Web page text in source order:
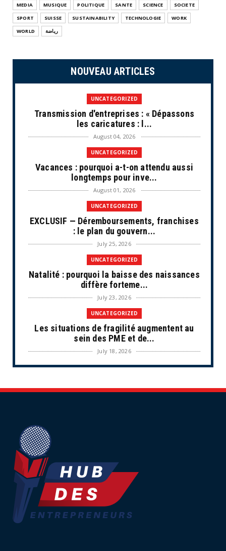
MEDIA
MUSIQUE POLITIQUE SANTE SCIENCE
SOCIETE
SPORT
SUISSE SUSTAINABILITY TECHNOLOGIE
WORK
WORLD
رياضة
NOUVEAU ARTICLES
UNCATEGORIZED
Transmission d'entreprises : « Dépassons
les caricatures : l...
August 04, 2026
UNCATEGORIZED
Vacances : pourquoi a-t-on attendu aussi
longtemps pour inve...
August 01, 2026
UNCATEGORIZED
EXCLUSIF — Déremboursements, franchises
: le plan du gouvern...
July 25, 2026
UNCATEGORIZED
Natalité : pourquoi la baisse des naissances
diffère forteme...
July 23, 2026
UNCATEGORIZED
Les situations de fragilité augmentent au
sein des PME et de...
July 18, 2026
ECONOMIE
coup de pression syn...
Tabac : les ventes chutent, les recettes
UNCATEGORIZED
Retraites : nouveau plaidoyer pour un coup
de frein sur les ...
July 09, 2026